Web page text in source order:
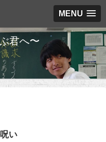
MENU
君へ〜
い